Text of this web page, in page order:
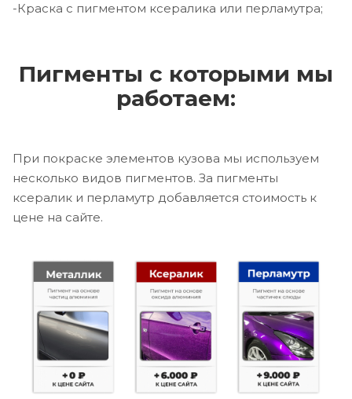
-Краска с пигментом ксералика или перламутра;
Пигменты с которыми мы
работаем:
При покраске элементов кузова мы используем
несколько видов пигментов. За пигменты
ксералик и перламутр добавляется стоимость к
цене на сайте.